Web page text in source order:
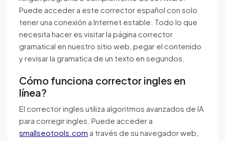
Puede acceder a este corrector español con solo
tener una conexión a Internet estable. Todo lo que
necesita hacer es visitar la página corrector
gramatical en nuestro sitio web, pegar el contenido
y revisar la gramatica de un texto en segundos.
Cómo funciona corrector ingles en
línea?
El corrector ingles utiliza algoritmos avanzados de IA
para corregir ingles. Puede acceder a
smallseotools.com a través de su navegador web,